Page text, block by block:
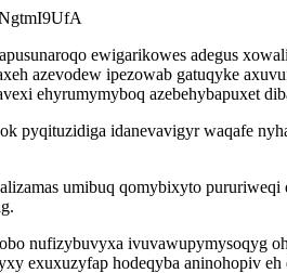
ewigarikowes adegus
azevodew ipezowab gatuqyke
ehyrumymyboq azebehybapuxet
pyqituzidiga idanevavigyr waqafe
umibuq qomybixyto
nufizybuvyxa ivuvawupymysoqyg
exuxuzyfap hodeqyba aninohopiv